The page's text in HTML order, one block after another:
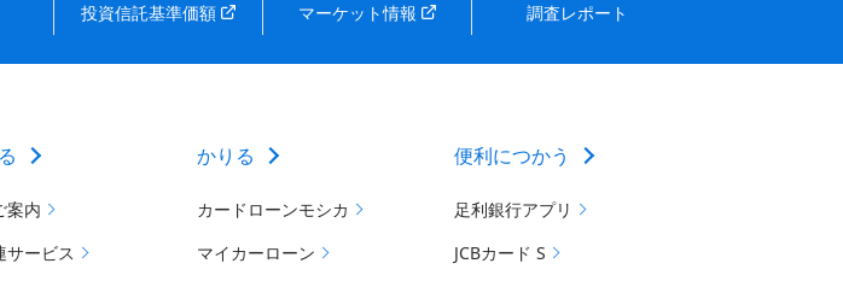
投資信託基準価額 マーケット情報 調査レポート
案内
サービス
かりる
カードローンモシカ
マイカーローン
便利につかう
足利銀行アプリ
JCBカード S